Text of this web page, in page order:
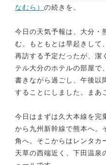
なむら） の続きを。
今日の天気予報は、大分・
む。もともとは早起きして
再訪する予定だったが、潔
テル大分のホテルの部屋で
書きながら過ごし、午後以
することにしました。まあ
今日はまずは久大本線を完
から九州新幹線で熊本へ。
角へ。そこからはレンタカ
天草の西端近く、下田温泉